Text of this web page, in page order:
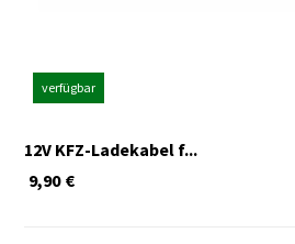
verfügbar
12V KFZ-Ladekabel f...
€
9,90